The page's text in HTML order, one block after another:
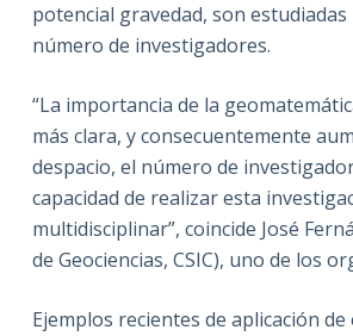
potencial gravedad, son
número de investigadores.
“La importancia de la
más clara, y consecuentemente
despacio, el número de
capacidad de realizar esta
multidisciplinar”, coincide José
de Geociencias, CSIC), uno de los
Ejemplos recientes de aplicación